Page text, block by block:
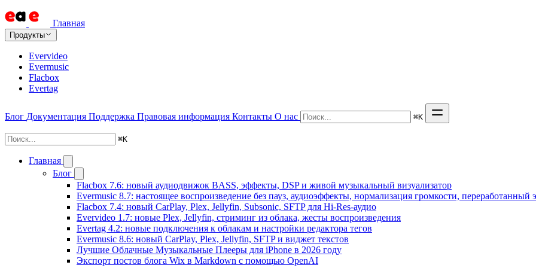
Главная
Продукты
Evervideo
Evermusic
Flacbox
Evertag
Блог Документация Поддержка Правовая информация Контакты О нас ⌘K
⌘K
Главная
Блог
Flacbox 7.6: новый аудиодвижок BASS, эффекты, DSP и живой музыкальный визуализатор
Evermusic 8.7: настоящее воспроизведение без пауз, аудиоэффекты, нормализация громкости, переработанный
Flacbox 7.4: новый CarPlay, Plex, Jellyfin, Subsonic, SFTP для Hi-Res-аудио
Evervideo 1.7: новые Plex, Jellyfin, стриминг из облака, жесты воспроизведения
Evertag 4.2: новые подключения к облакам и настройки редактора тегов
Evermusic 8.6: новый CarPlay, Plex, Jellyfin, SFTP и виджет текстов
Лучшие Облачные Музыкальные Плееры для iPhone в 2026 году
Экспорт постов блога Wix в Markdown с помощью OpenAI